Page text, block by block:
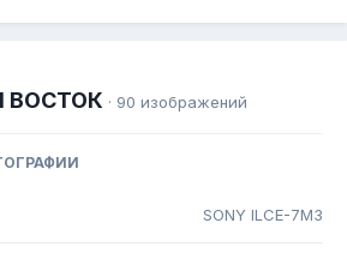
ВОСТОК · 90 изображений
SONY ILCE-7M3